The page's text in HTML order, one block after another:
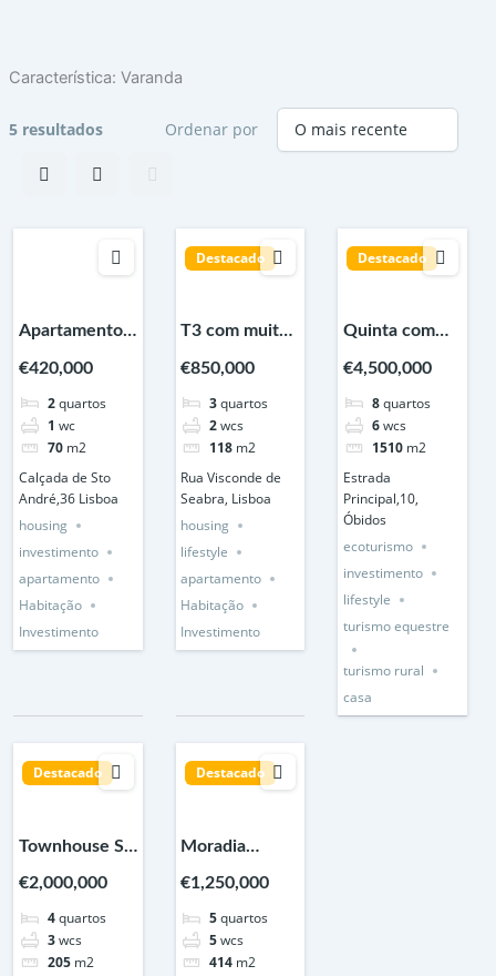
Característica: Varanda
5 resultados Ordenar por
Apartamento
Duplex à
de Santo
André, Lisboa
€420,000
2 quartos
1 wc
70 m2
Calçada de Sto
André,36 Lisboa
housing
investimento
apartamento
Habitação
Investimento
Destacado
T3 com muito
charme junto a
Lisboa
€850,000
3quartos
2wcs
118 m2
Rua Visconde de
Seabra, Lisboa
housing
lifestyle
apartamento
Habitação
Investimento
Destacado
Quinta com
centro
vista direta
para o Castelo
€4,500,000
8quartos
6wcs
1510 m2
Estrada
Principal,10,
Óbidos
ecoturismo
investimento
lifestyle
turismo equestre
turismo rural
casa
Destacado
Townhouse S.
Pedro Estoril –
€2,000,000
4 quartos
3 wcs
205 m2
Destacado
Moradia
contemporânea
Lisboa
€1,250,000
5quartos
5wcs
414 m2